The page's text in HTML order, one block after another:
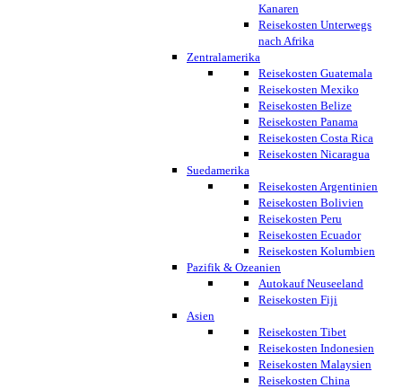
Kanaren
Reisekosten Unterwegs
nach Afrika
Zentralamerika
Reisekosten Guatemala
Reisekosten Mexiko
Reisekosten Belize
Reisekosten Panama
Reisekosten Costa Rica
Reisekosten Nicaragua
Suedamerika
Reisekosten Argentinien
Reisekosten Bolivien
Reisekosten Peru
Reisekosten Ecuador
Reisekosten Kolumbien
Pazifik & Ozeanien
Autokauf Neuseeland
Reisekosten Fiji
Asien
Reisekosten Tibet
Reisekosten Indonesien
Reisekosten Malaysien
Reisekosten China